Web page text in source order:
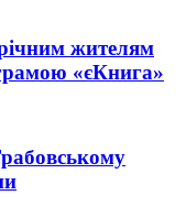
жителям
«єКнига»